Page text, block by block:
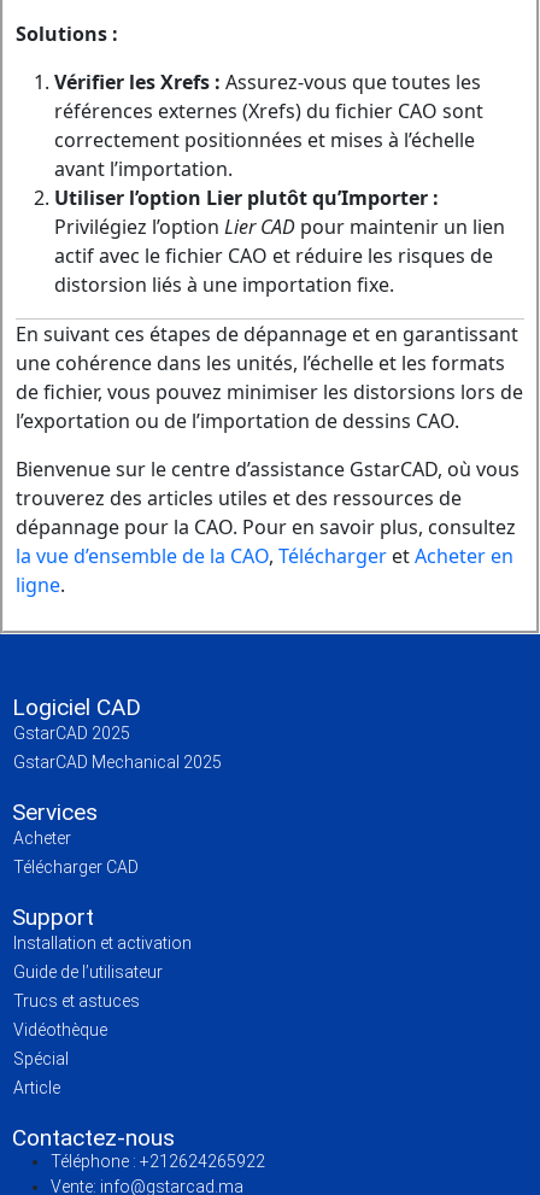
Solutions :
Vérifier les Xrefs : Assurez-vous que toutes les
références externes (Xrefs) du fichier CAO sont
correctement positionnées et mises à l’échelle
avant l’importation.
Utiliser l’option Lier plutôt qu’Importer :
Privilégiez l’option Lier CAD pour maintenir un lien
actif avec le fichier CAO et réduire les risques de
distorsion liés à une importation fixe.
En suivant ces étapes de dépannage et en garantissant
une cohérence dans les unités, l’échelle et les formats
de fichier, vous pouvez minimiser les distorsions lors de
l’exportation ou de l’importation de dessins CAO.
Bienvenue sur le centre d’assistance GstarCAD, où vous
trouverez des articles utiles et des ressources de
dépannage pour la CAO. Pour en savoir plus, consultez
la vue d’ensemble de la CAO, Télécharger etAcheter en
ligne.
Logiciel CAD
GstarCAD 2025
GstarCAD Mechanical 2025
Services
Acheter
Télécharger CAD
Support
Installation et activation
Guide de l’utilisateur
Trucs et astuces
Vidéothèque
Spécial
Article
Contactez-nous
Téléphone : +212624265922
Vente: info@gstarcad.ma